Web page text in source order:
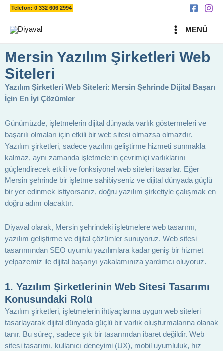
İçeriğeTelefon: 0 332 606 2994
MAIN
MENÜ
Mersin Yazılım Şirketleri Web
Siteleri
Yazılım Şirketleri Web Siteleri: Mersin Şehrinde Dijital Başarı
İçin En İyi Çözümler
Günümüzde, işletmelerin dijital dünyada varlık göstermeleri ve
başarılı olmaları için etkili bir web sitesi olmazsa olmazdır.
Yazılım şirketleri, sadece yazılım geliştirme hizmeti sunmakla
kalmaz, aynı zamanda işletmelerin çevrimiçi varlıklarını
güçlendirecek etkili ve fonksiyonel web siteleri tasarlar. Eğer
Mersin şehrinde bir işletme sahibiyseniz ve dijital dünyada güçlü
bir yer edinmek istiyorsanız, doğru yazılım şirketiyle çalışmak en
doğru adım olacaktır.
Diyaval olarak, Mersin şehrindeki işletmelere web tasarımı,
yazılım geliştirme ve dijital çözümler sunuyoruz. Web sitesi
tasarımından SEO uyumlu yazılımlara kadar geniş bir hizmet
yelpazemiz ile dijital başarıyı yakalamınıza yardımcı oluyoruz.
1. Yazılım Şirketlerinin Web Sitesi Tasarımı
Konusundaki Rolü
Yazılım şirketleri, işletmelerin ihtiyaçlarına uygun web siteleri
tasarlayarak dijital dünyada güçlü bir varlık oluşturmalarına olanak
tanır. Bu süreç, sadece şık bir tasarımdan ibaret değildir. Web
sitesi tasarımı, kullanıcı deneyimi (UX), mobil uyumluluk, hız
Ara